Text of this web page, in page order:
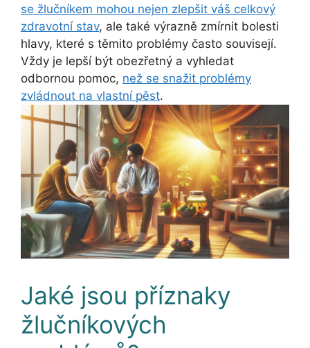
se žlučníkem mohou nejen zlepšit váš celkový
zdravotní stav, ale také výrazně zmírnit bolesti
hlavy, které s těmito problémy často souvisejí.
Vždy je lepší být obezřetný a vyhledat
odbornou pomoc, než se snažit problémy
zvládnout na vlastní pěst.
Jaké jsou příznaky
žlučníkových